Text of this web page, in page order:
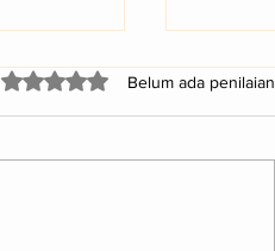
Dinilai 0 daripada 5 bintang.
Belum ada penilaian